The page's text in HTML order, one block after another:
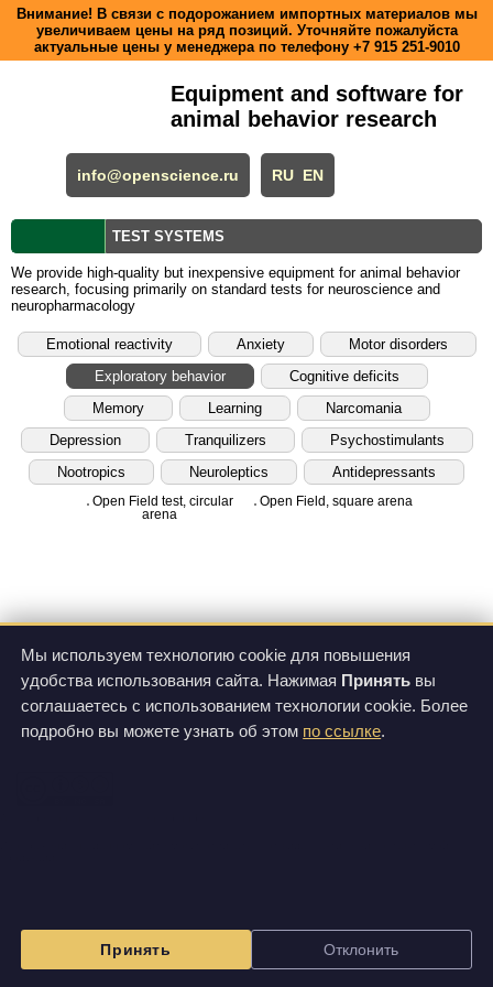
Мы используем технологию cookie для повышения
удобства использования сайта. Нажимая Принять вы
соглашаетесь с использованием технологии cookie. Более
подробно вы можете узнать об этом по ссылке.
Принять Отклонить
Внимание! В связи с подорожанием импортных материалов мы
увеличиваем цены на ряд позиций. Уточняйте пожалуйста
актуальные цены у менеджера по телефону +7 915 251-9010
Equipment and software for
animal behavior research
info@openscience.ru RU EN
TEST SYSTEMS
We provide high-quality but inexpensive equipment for animal behavior
research, focusing primarily on standard tests for neuroscience and
neuropharmacology
Emotional reactivity Anxiety
Motor disorders
Exploratory behavior
Cognitive deficits
Memory
Learning
Narcomania
Depression
Tranquilizers
Psychostimulants
Nootropics
Neuroleptics Antidepressants
Open Field test, circular
arena
Open Field, square arena